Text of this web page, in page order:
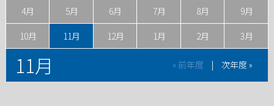
4月 5月 6月 7月 8月 9月
10月 11月 12月 1月 2月 3月
11月 « 前年度 | 次年度 »